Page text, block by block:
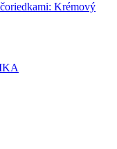
Krémový